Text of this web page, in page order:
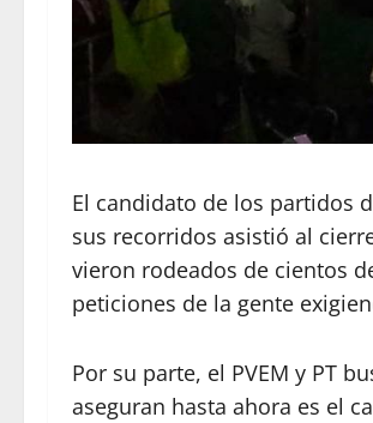
El candidato de los partidos
sus recorridos asistió al
vieron rodeados de cientos
peticiones de la gente
Por su parte, el PVEM y PT
aseguran hasta ahora es el